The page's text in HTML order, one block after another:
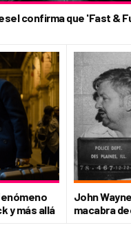
confirma que 'Fast &
y más allá
John
macabra